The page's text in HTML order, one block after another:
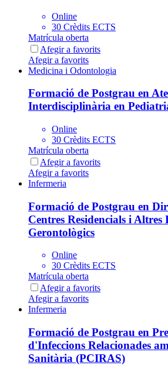
Online
30 Crèdits ECTS
Matrícula oberta
Afegir a favorits
Afegir a favorits
Medicina i Odontologia
Formació de Postgrau en
Interdisciplinària en
Online
30 Crèdits ECTS
Matrícula oberta
Afegir a favorits
Afegir a favorits
Infermeria
Formació de Postgrau en
Centres Residencials i Altres
Gerontològics
Online
30 Crèdits ECTS
Matrícula oberta
Afegir a favorits
Afegir a favorits
Infermeria
Formació de Postgrau en
d'Infeccions Relacionades
Sanitària (PCIRAS)